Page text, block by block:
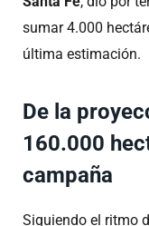
sumar 4.000
última estimación.
De la
160.000
campaña
Siguiendo el ritmo